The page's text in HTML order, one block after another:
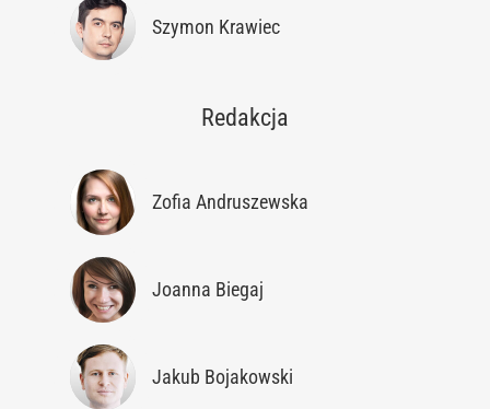
Szymon Krawiec
Redakcja
Zofia Andruszewska
Joanna Biegaj
Jakub Bojakowski